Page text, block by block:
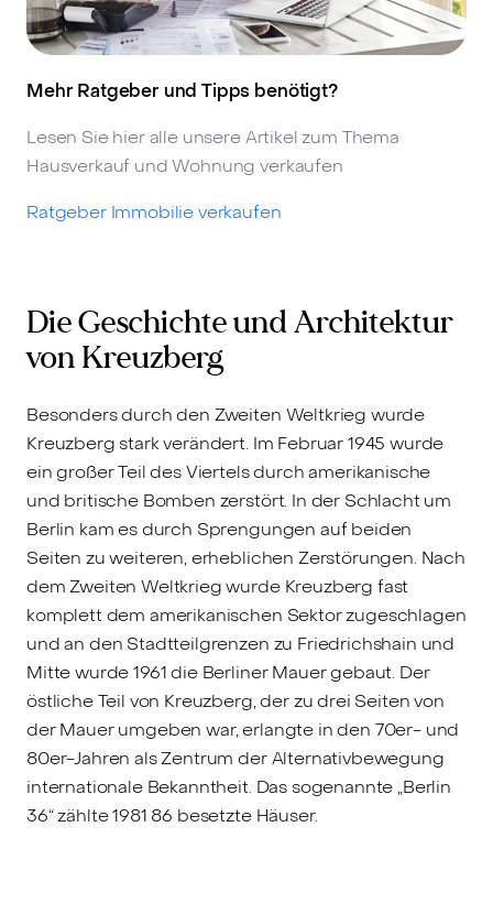
Mehr Ratgeber und Tipps benötigt?
Lesen Sie hier alle unsere Artikel zum Thema
Hausverkauf und Wohnung verkaufen
Ratgeber Immobilie verkaufen
Die Geschichte und Architektur
von Kreuzberg
Besonders durch den Zweiten Weltkrieg wurde
Kreuzberg stark verändert. Im Februar 1945 wurde
ein großer Teil des Viertels durch amerikanische
und britische Bomben zerstört. In der Schlacht um
Berlin kam es durch Sprengungen auf beiden
Seiten zu weiteren, erheblichen Zerstörungen. Nach
dem Zweiten Weltkrieg wurde Kreuzberg fast
komplett dem amerikanischen Sektor zugeschlagen
und an den Stadtteilgrenzen zu Friedrichshain und
Mitte wurde 1961 die Berliner Mauer gebaut. Der
östliche Teil von Kreuzberg, der zu drei Seiten von
der Mauer umgeben war, erlangte in den 70er- und
80er-Jahren als Zentrum der Alternativbewegung
internationale Bekanntheit. Das sogenannte „Berlin
36“ zählte 1981 86 besetzte Häuser.